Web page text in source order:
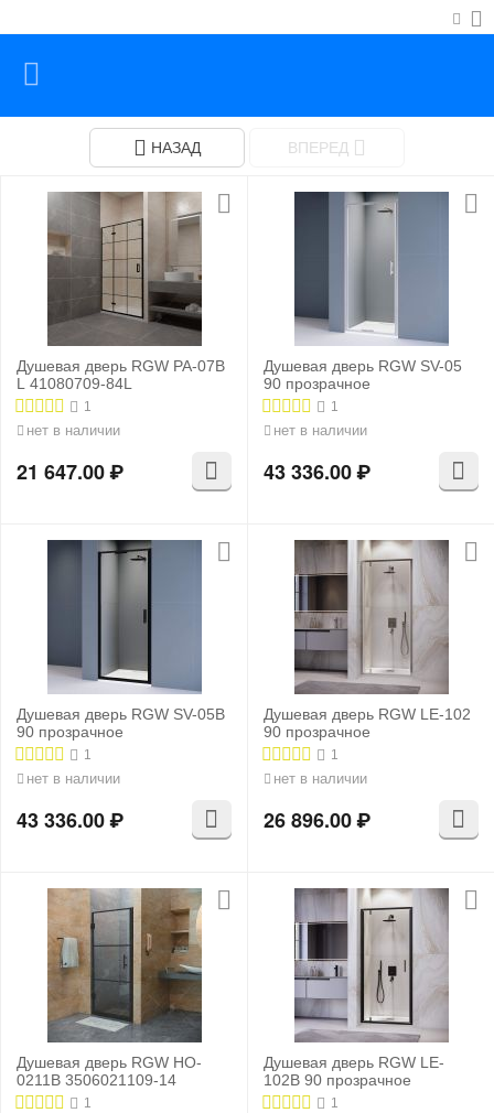
НАЗАД ВПЕРЕД
Душевая дверь RGW PA-07B
L 41080709-84L
1
нет в наличии
21 647.00₽
Душевая дверь RGW SV-05
90 прозрачное
1
нет в наличии
43 336.00₽
Душевая дверь RGW SV-05B
90 прозрачное
1
нет в наличии
43 336.00₽
Душевая дверь RGW LE-102
90 прозрачное
1
нет в наличии
26 896.00₽
Душевая дверь RGW HO-
0211B 3506021109-14
1
Душевая дверь RGW LE-
102B 90 прозрачное
1